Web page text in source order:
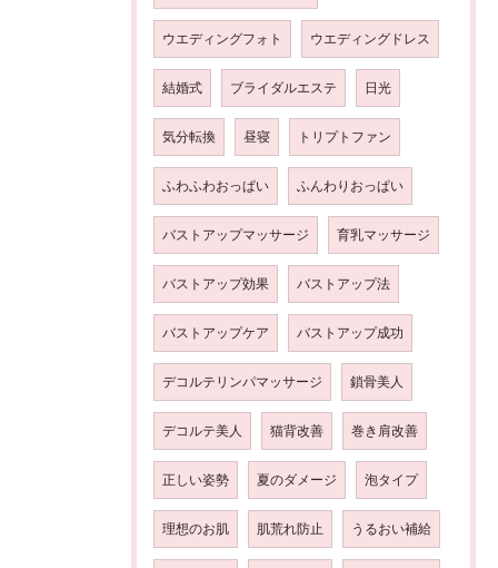
ウエディングフォト ウエディングドレス
結婚式 ブライダルエステ 日光
気分転換 昼寝 トリプトファン
ふわふわおっぱい ふんわりおっぱい
バストアップマッサージ 育乳マッサージ
バストアップ効果 バストアップ法
バストアップケア バストアップ成功
デコルテリンパマッサージ 鎖骨美人
デコルテ美人 猫背改善 巻き肩改善
正しい姿勢 夏のダメージ 泡タイプ
理想のお肌 肌荒れ防止 うるおい補給